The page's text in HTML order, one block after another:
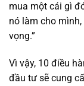
mua một cái gì
nó làm cho
vọng.”
Vì vậy, 10 điều
đầu tư sẽ cung